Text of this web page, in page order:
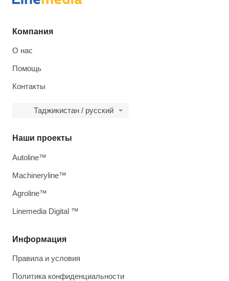
Компания
О нас
Помощь
Контакты
Таджикистан / русский
Информация
Правила и условия
Политика конфиденциальности
Наши проекты
Autoline™
Machineryline™
Agroline™
Linemedia Digital ™